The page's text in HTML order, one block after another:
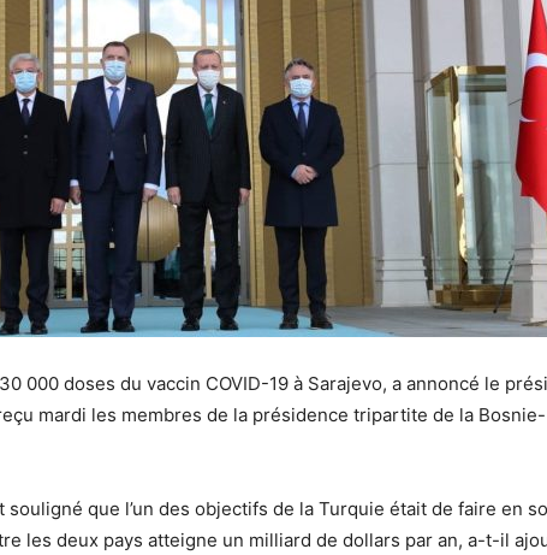
000 doses du vaccin COVID-19 à Sarajevo, a annoncé le
mardi les membres de la présidence tripartite de la Bosnie-
que l’un des objectifs de la Turquie était de faire en
les deux pays atteigne un milliard de dollars par an, a-t-il